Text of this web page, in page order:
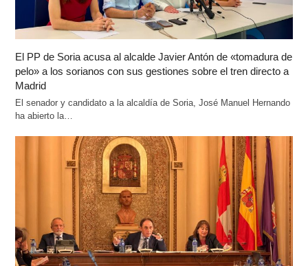
El PP de Soria acusa al alcalde Javier Antón de «tomadura de
pelo» a los sorianos con sus gestiones sobre el tren directo a
Madrid
El senador y candidato a la alcaldía de Soria, José Manuel Hernando
ha abierto la…